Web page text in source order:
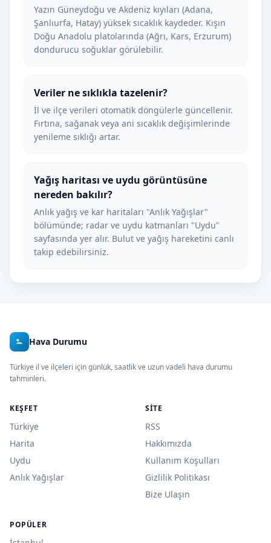
Yazın Güneydoğu ve Akdeniz kıyıları (Adana,
Şanlıurfa, Hatay) yüksek sıcaklık kaydeder. Kışın
Doğu Anadolu platolarında (Ağrı, Kars, Erzurum)
dondurucu soğuklar görülebilir.
Veriler ne sıklıkla tazelenir?
İl ve ilçe verileri otomatik döngülerle güncellenir.
Fırtına, sağanak veya ani sıcaklık değişimlerinde
yenileme sıklığı artar.
Yağış haritası ve uydu görüntüsüne
nereden bakılır?
Anlık yağış ve kar haritaları "Anlık Yağışlar"
bölümünde; radar ve uydu katmanları "Uydu"
sayfasında yer alır. Bulut ve yağış hareketini canlı
takip edebilirsiniz.
Hava Durumu
Türkiye il ve ilçeleri için günlük, saatlik ve uzun vadeli hava durumu
tahminleri.
KEŞFET
Türkiye
Harita
Uydu
Anlık Yağışlar
SITE
RSS
Hakkımızda
Kullanım Koşulları
Gizlilik Politikası
Bize Ulaşın
POPÜLER